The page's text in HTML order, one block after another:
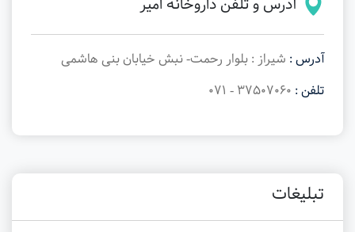
آدرس و تلفن داروخانه امیر
آدرس : شیراز : بلوار رحمت- نبش خیابان بنی هاشمی
تلفن :
تبلیغات